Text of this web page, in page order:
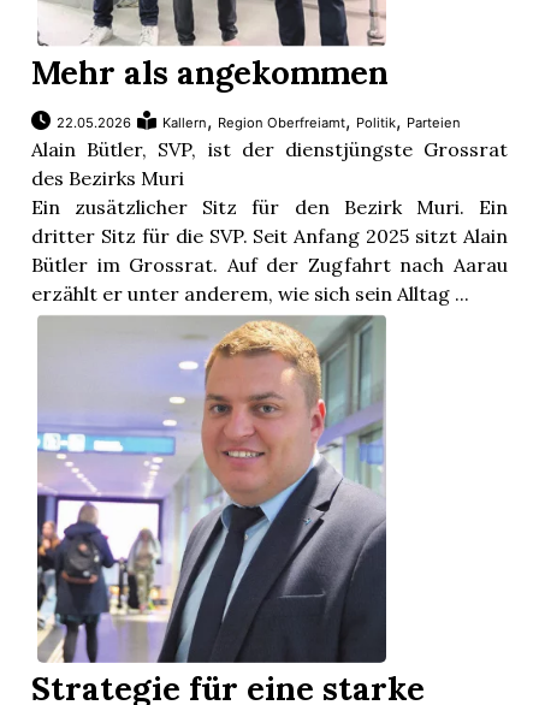
Mehr als angekommen
22.05.2026 Kallern, Region Oberfreiamt, Politik, Parteien
Alain Bütler, SVP, ist der dienstjüngste Grossrat
des Bezirks Muri
Ein zusätzlicher Sitz für den Bezirk Muri. Ein
dritter Sitz für die SVP. Seit Anfang 2025 sitzt Alain
Bütler im Grossrat. Auf der Zugfahrt nach Aarau
erzählt er unter anderem, wie sich sein Alltag ...
Strategie für eine starke